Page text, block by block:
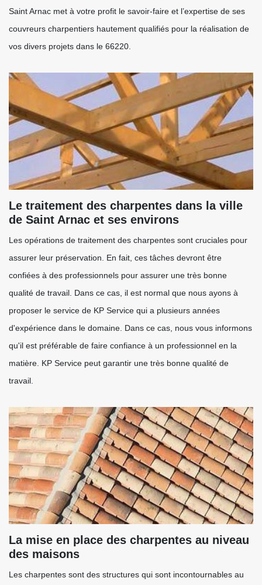
Saint Arnac met à votre profit le savoir-faire et l’expertise de ses
couvreurs charpentiers hautement qualifiés pour la réalisation de
vos divers projets dans le 66220.
Le traitement des charpentes dans la ville
de Saint Arnac et ses environs
Les opérations de traitement des charpentes sont cruciales pour
assurer leur préservation. En fait, ces tâches devront être
confiées à des professionnels pour assurer une très bonne
qualité de travail. Dans ce cas, il est normal que nous ayons à
proposer le service de KP Service qui a plusieurs années
d'expérience dans le domaine. Dans ce cas, nous vous informons
qu'il est préférable de faire confiance à un professionnel en la
matière. KP Service peut garantir une très bonne qualité de
travail.
La mise en place des charpentes au niveau
des maisons
Les charpentes sont des structures qui sont incontournables au